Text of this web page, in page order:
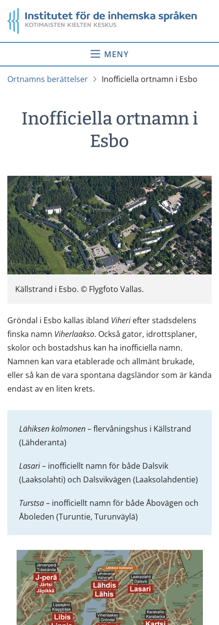
till
innehåll
Startsida
MENY
Ortnamns berättelser Inofficiella ortnamn i Esbo
Inofficiella ortnamn i
Esbo
Källstrand i Esbo. © Flygfoto Vallas.
Gröndal i Esbo kallas ibland Viheri efter stadsdelens
finska namn Viherlaakso. Också gator, idrottsplaner,
skolor och bostadshus kan ha inofficiella namn.
Namnen kan vara etablerade och allmänt brukade,
eller så kan de vara spontana dagsländor som är kända
endast av en liten krets.
Lähiksen kolmonen– flervåningshus i Källstrand
(Lähderanta)
Lasari– inofficiellt namn för både Dalsvik
(Laaksolahti) och Dalsvikvägen (Laaksolahdentie)
Turstsa– inofficiellt namn för både Åbovägen och
Åboleden (Turuntie, Turunväylä)